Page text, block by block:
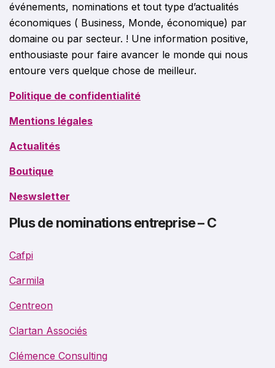
événements, nominations et tout type d’actualités
économiques ( Business, Monde, économique) par
domaine ou par secteur. ! Une information positive,
enthousiaste pour faire avancer le monde qui nous
entoure vers quelque chose de meilleur.
Politique de confidentialité
Mentions légales
Actualités
Boutique
Neswsletter
Plus de nominations entreprise – C
Cafpi
Carmila
Centreon
Clartan Associés
Clémence Consulting